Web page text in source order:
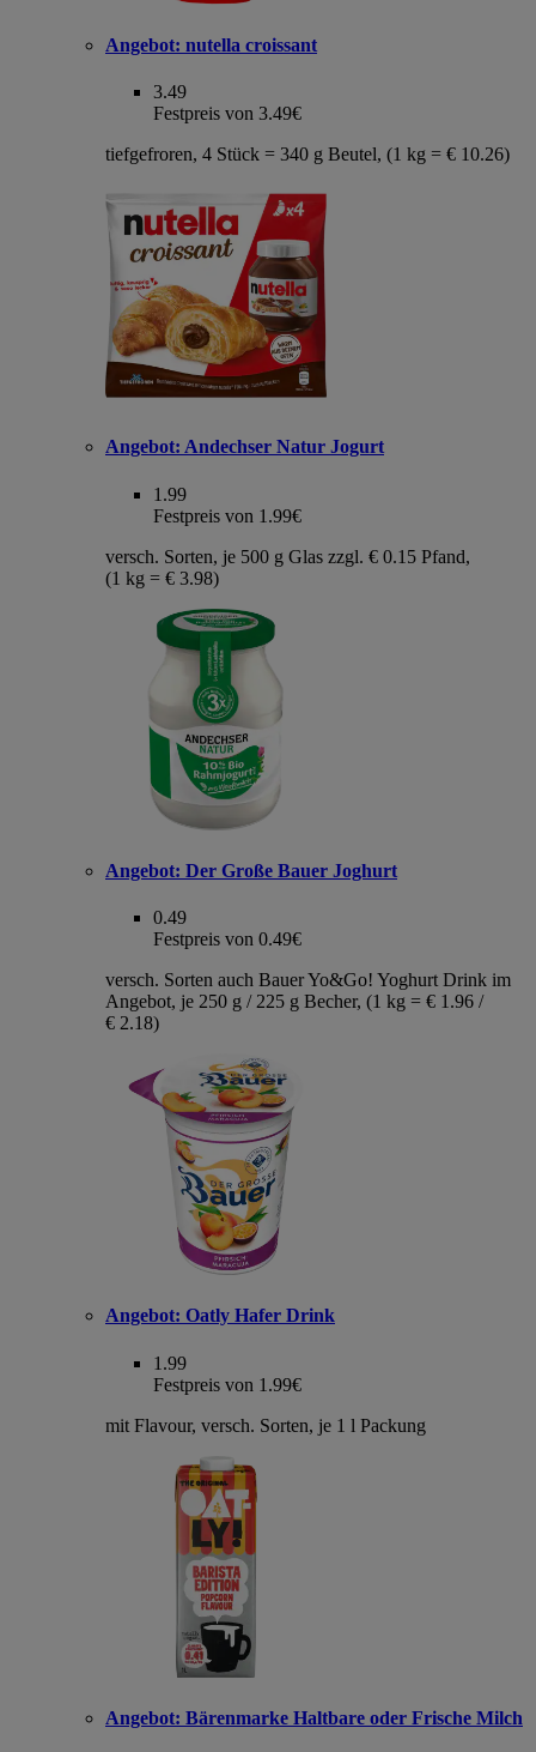
Angebot: nutella croissant
3.49
Festpreis von 3.49€
tiefgefroren, 4 Stück = 340 g Beutel, (1 kg = € 10.26)
Angebot: Andechser Natur Jogurt
1.99
Festpreis von 1.99€
versch. Sorten, je 500 g Glas zzgl. € 0.15 Pfand,
(1 kg = € 3.98)
Angebot: Der Große Bauer Joghurt
0.49
Festpreis von 0.49€
versch. Sorten auch Bauer Yo&Go! Yoghurt Drink im
Angebot, je 250 g / 225 g Becher, (1 kg = € 1.96 /
€ 2.18)
Angebot: Oatly Hafer Drink
1.99
Festpreis von 1.99€
mit Flavour, versch. Sorten, je 1 l Packung
Angebot: Bärenmarke Haltbare oder Frische Milch